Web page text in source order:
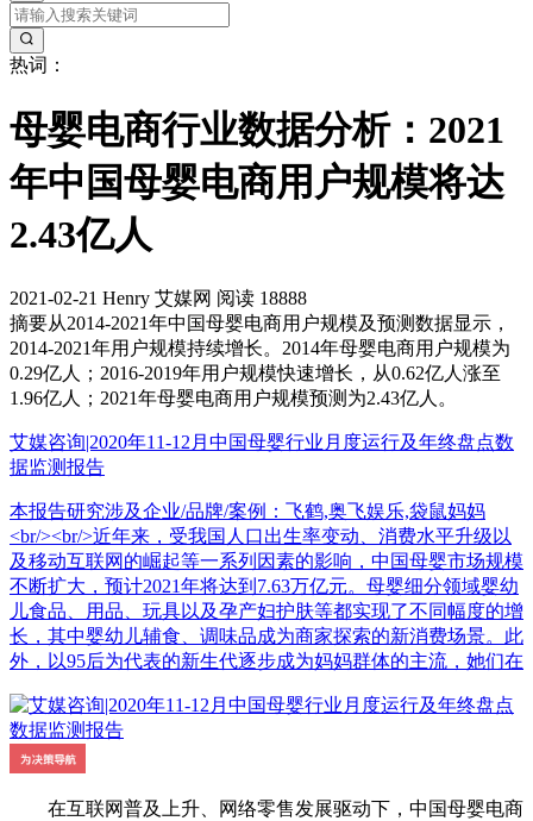
热词：
母婴电商行业数据分析：2021
年中国母婴电商用户规模将达
2.43亿人
2021-02-21 Henry 艾媒网 阅读 18888
摘要从2014-2021年中国母婴电商用户规模及预测数据显示，
2014-2021年用户规模持续增长。2014年母婴电商用户规模为
0.29亿人；2016-2019年用户规模快速增长，从0.62亿人涨至
1.96亿人；2021年母婴电商用户规模预测为2.43亿人。
艾媒咨询|2020年11-12月中国母婴行业月度运行及年终盘点数
据监测报告
本报告研究涉及企业/品牌/案例：飞鹤,奥飞娱乐,袋鼠妈妈
<br/><br/>近年来，受我国人口出生率变动、消费水平升级以
及移动互联网的崛起等一系列因素的影响，中国母婴市场规模
不断扩大，预计2021年将达到7.63万亿元。母婴细分领域婴幼
儿食品、用品、玩具以及孕产妇护肤等都实现了不同幅度的增
长，其中婴幼儿辅食、调味品成为商家探索的新消费场景。此
外，以95后为代表的新生代逐步成为妈妈群体的主流，她们在
在互联网普及上升、网络零售发展驱动下，中国母婴电商